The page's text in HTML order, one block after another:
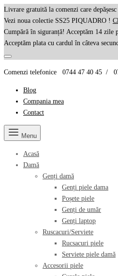
Livrare gratuită la comenzi care
Vezi noua colectie SS25 PIQUADRO !
Cumpără în siguranță! Acceptăm 14 zile
Acceptăm plata cu cardul în câteva
Comenzi telefonice 0744 47 40 45 /
Blog
Compania mea
Contact
Menu
Acasă
Damă
Genți damă
Genți piele dama
Poșete piele
Genți de umăr
Genți laptop
Ruscacuri/Serviete
Rucsacuri piele
Serviete piele damă
Accesorii piele